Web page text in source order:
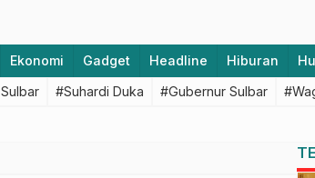
Ekonomi Gadget Headline Hiburan
#Suhardi Duka #Gubernur Sulbar